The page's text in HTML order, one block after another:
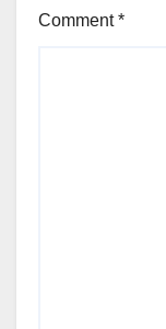
Comment*